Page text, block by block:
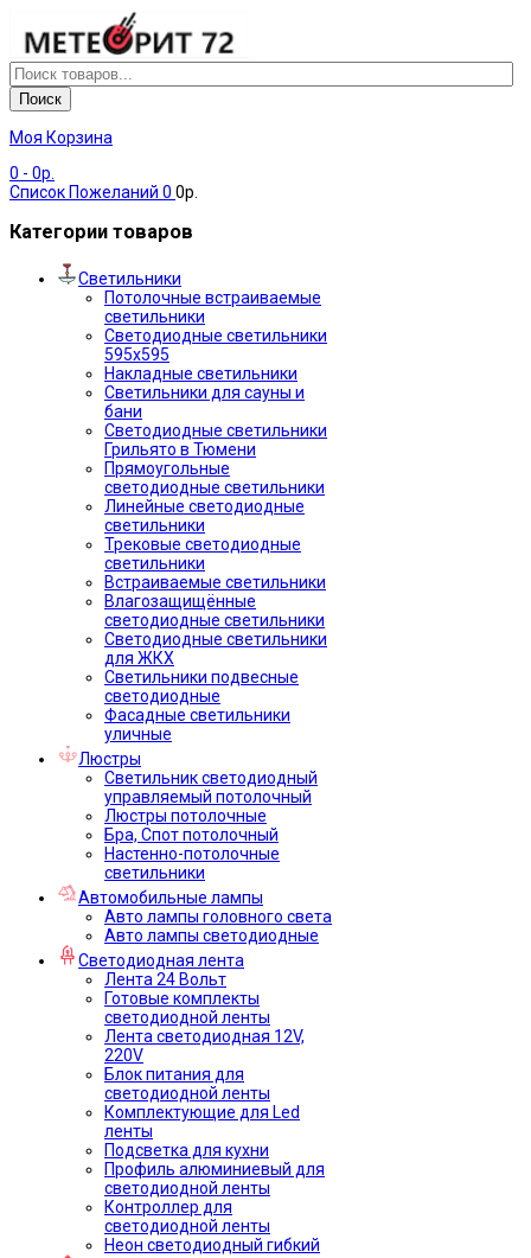
Поиск
Моя Корзина
0 - 0р.
Список Пожеланий 0 0р.
Категории товаров
Светильники
Потолочные встраиваемые
светильники
Светодиодные светильники
595х595
Накладные светильники
Светильники для сауны и
бани
Светодиодные светильники
Грильято в Тюмени
Прямоугольные
светодиодные светильники
Линейные светодиодные
светильники
Трековые светодиодные
светильники
Встраиваемые светильники
Влагозащищённые
светодиодные светильники
Светодиодные светильники
для ЖКХ
Светильники подвесные
светодиодные
Фасадные светильники
уличные
Люстры
Светильник светодиодный
управляемый потолочный
Люстры потолочные
Бра, Спот потолочный
Настенно-потолочные
светильники
Автомобильные лампы
Авто лампы головного света
Авто лампы светодиодные
Светодиодная лента
Лента 24 Вольт
Готовые комплекты
светодиодной ленты
Лента светодиодная 12V,
220V
Блок питания для
светодиодной ленты
Комплектующие для Led
ленты
Подсветка для кухни
Профиль алюминиевый для
светодиодной ленты
Контроллер для
светодиодной ленты
Неон светодиодный гибкий